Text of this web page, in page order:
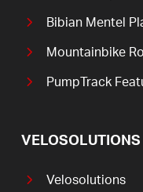
Bibian Mentel
Mountainbike
PumpTrack
VELOSOLUTIONS
Velosolutions